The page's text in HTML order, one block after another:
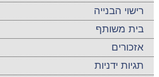
רישוי הבנייה
בית משותף
אזכורים
תגיות ידניות